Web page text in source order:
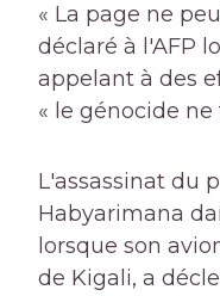
« La page ne
déclaré à l'AFP
appelant à des
« le génocide
L'assassinat du
Habyarimana
lorsque son
de Kigali, a